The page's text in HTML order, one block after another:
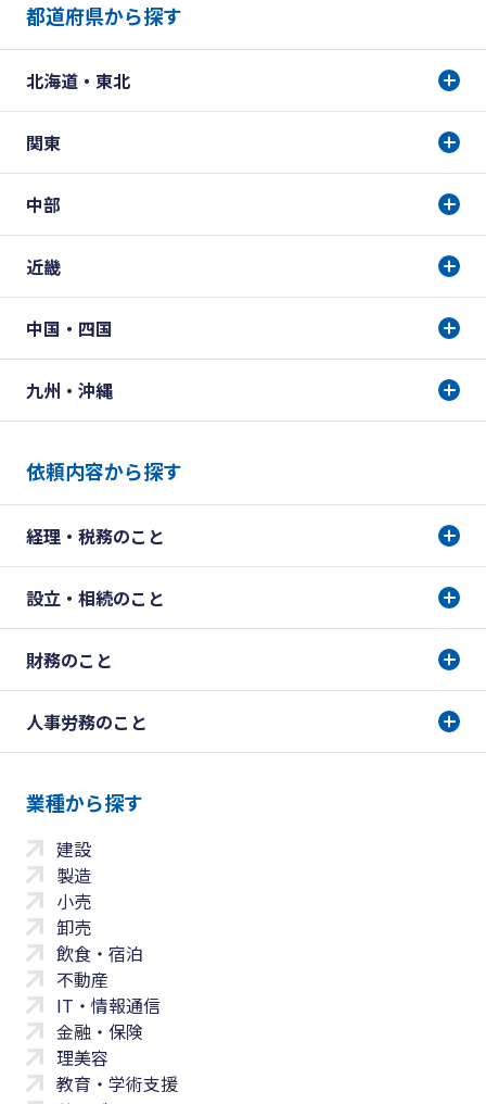
都道府県から探す
北海道・東北
関東
中部
近畿
中国・四国
九州・沖縄
依頼内容から探す
経理・税務のこと
設立・相続のこと
財務のこと
人事労務のこと
業種から探す
建設
製造
小売
卸売
飲食・宿泊
不動産
IT・情報通信
金融・保険
理美容
教育・学術支援